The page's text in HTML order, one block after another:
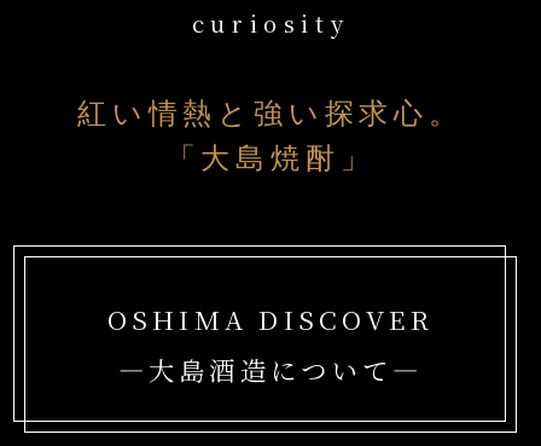
curiosity
紅い情熱と強い探求心。
「大島焼酎」
OSHIMA DISCOVER
―大島酒造について―